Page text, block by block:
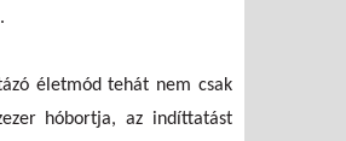
életmód tehát nem csak
hóbortja, az indíttatást